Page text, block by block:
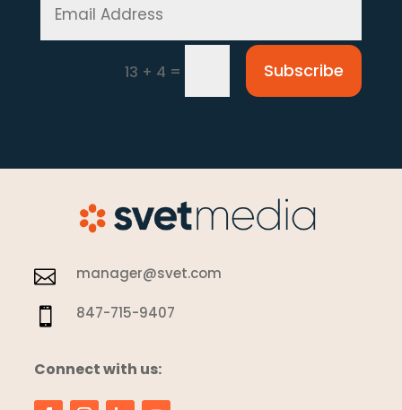
13 + 4 = Subscribe
 manager@svet.com
 847-715-9407
Connect with us: